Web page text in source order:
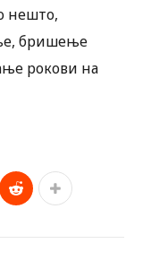
нешто,
бришење
рокови на